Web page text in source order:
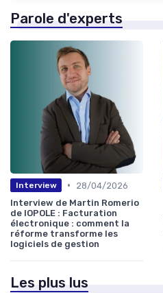
Parole d'experts
Interview •
28/04/2026
Interview de Martin Romerio
de IOPOLE : Facturation
électronique : comment la
réforme transforme les
logiciels de gestion
Les plus lus